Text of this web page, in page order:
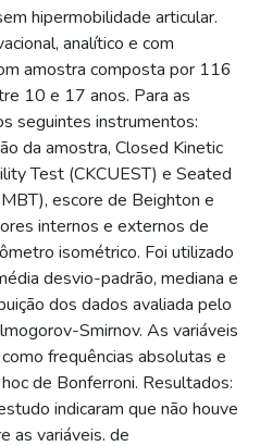
hipermobilidade articular.
analítico e com
amostra composta por 116
10 e 17 anos. Para as
seguintes instrumentos:
da amostra, Closed Kinetic
Test (CKCUEST) e Seated
escore de Beighton e
internos e externos de
isométrico. Foi utilizado
desvio-padrão, mediana e
dos dados avaliada pelo
Smirnov. As variáveis
frequências absolutas e
de Bonferroni. Resultados:
indicaram que não houve
as variáveis. de